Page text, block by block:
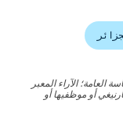
الآراء المعبر
أو موظفيها أو